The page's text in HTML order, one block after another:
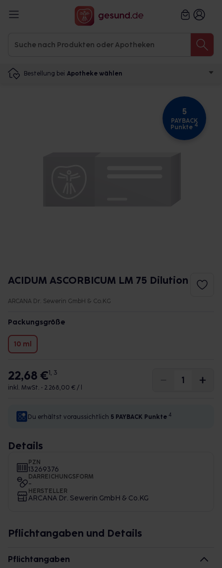
Bestellung bei Apotheke wählen
5
PAYBACK
Punkte 4
ACIDUM ASCORBICUM LM 75 Dilution
ARCANA Dr. Sewerin GmbH & Co.KG
Packungsgröße
10 ml
22,68 €1, 3
inkl. MwSt. • 2.268,00 € / l
Du erhältst voraussichtlich 5 PAYBACK Punkte 4
Details
PZN
13269376
DARREICHUNGSFORM
-
HERSTELLER
ARCANA Dr. Sewerin GmbH & Co.KG
Pflichtangaben und Details
Pflichtangaben